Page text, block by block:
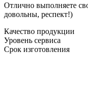
Отлично выполняете
довольны, респект!)
Качество продукции
Уровень сервиса
Срок изготовления